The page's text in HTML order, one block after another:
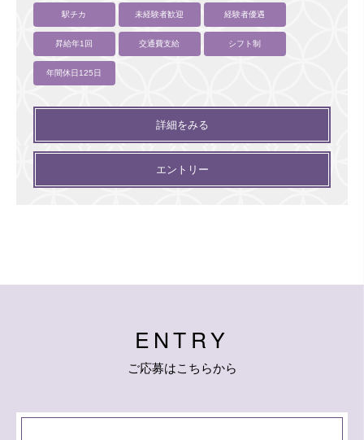
駅チカ 未経験者歓迎 経験者優遇
昇給年1回 交通費支給 シフト制
年間休日125日
詳細をみる
エントリー
E NT RY
ご応募はこ ち らから